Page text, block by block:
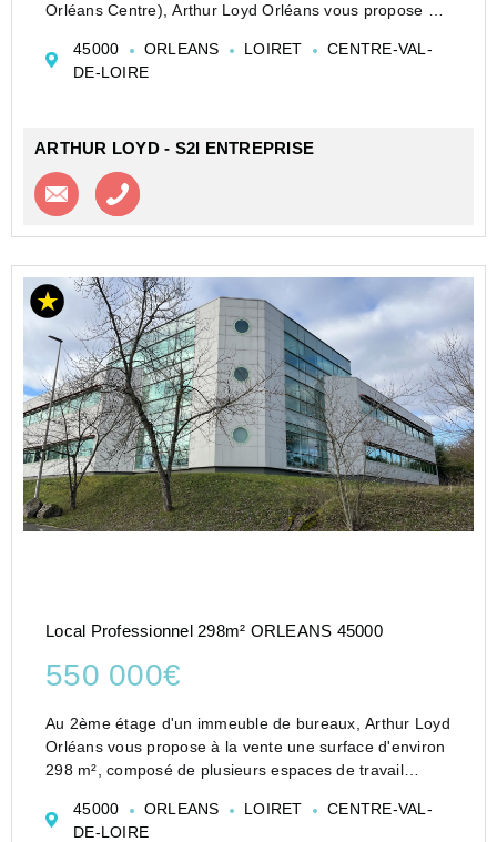
Orléans Centre), Arthur Loyd Orléans vous propose à
4ème et dernier étage d&#...
45000 ORLEANS LOIRET
CENTRE-VAL-
DE-LOIRE
ARTHUR LOYD - S2I ENTREPRISE
Contacter l'agence
Local Professionnel 298m² ORLEANS 45000
550 000€
Au 2ème étage d'un immeuble de bureaux, Arthur Loyd
Orléans vous propose à la vente une surface d'environ
298 m², composé de plusieurs espaces de travail
Un accueil/secrétariat
45000 ORLEANS LOIRET
CENTRE-VAL-
DE-LOIRE